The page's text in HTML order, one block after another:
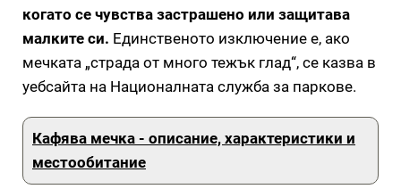
когато се чувства застрашено или защитава
малките си. Единственото изключение е, ако
мечката „страда от много тежък глад“, се казва в
уебсайта на Националната служба за паркове.
Кафява мечка - описание, характеристики и
местообитание